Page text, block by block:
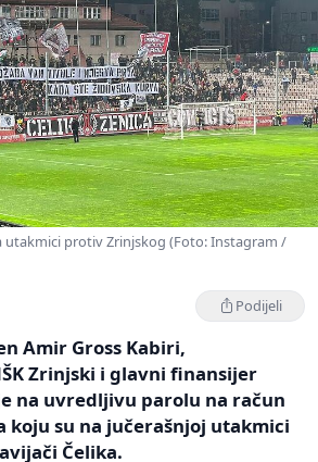
utakmici protiv Zrinjskog (Foto: Instagram /
Podijeli
Amir Gross Kabiri,
Zrinjski i glavni finansijer
na uvredljivu parolu na račun
koju su na jučerašnjoj utakmici
Čelika.